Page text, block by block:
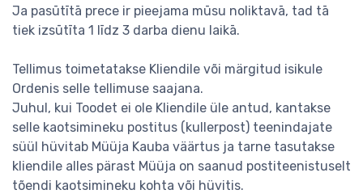
Ja pasūtītā prece ir pieejama mūsu noliktavā, tad tā
tiek izsūtīta 1 līdz 3 darba dienu laikā.
Tellimus toimetatakse Kliendile või märgitud isikule
Ordenis selle tellimuse saajana.
Juhul, kui Toodet ei ole Kliendile üle antud, kantakse
selle kaotsimineku postitus (kullerpost) teenindajate
süül hüvitab Müüja Kauba väärtus ja tarne tasutakse
kliendile alles pärast Müüja on saanud postiteenistuselt
tõendi kaotsimineku kohta või hüvitis.